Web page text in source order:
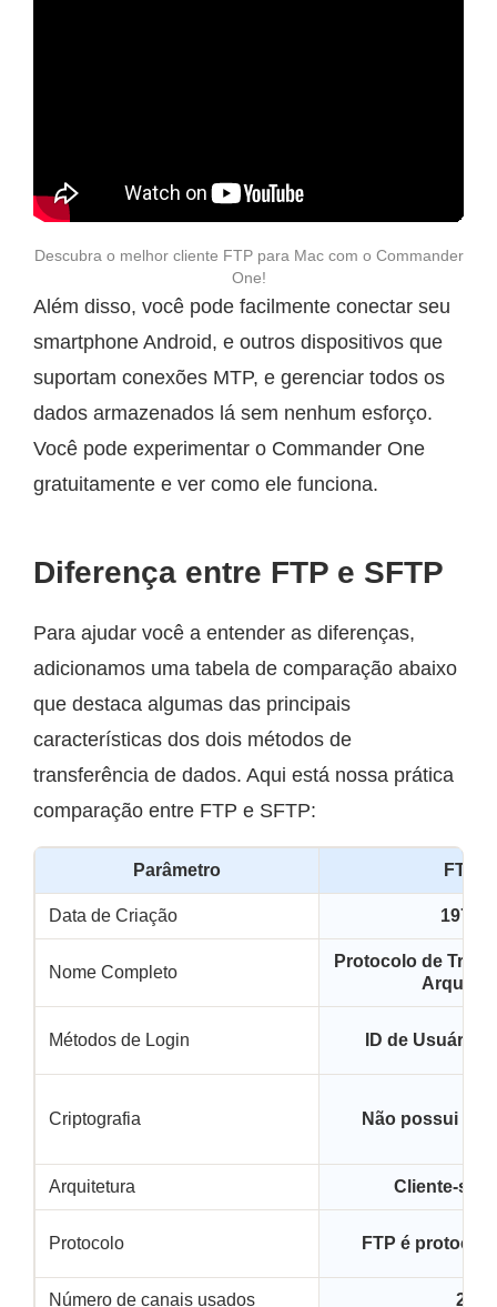
Descubra o melhor cliente FTP para Mac com o Commander
One!
Além disso, você pode facilmente conectar seu
smartphone Android, e outros dispositivos que
suportam conexões MTP, e gerenciar todos os
dados armazenados lá sem nenhum esforço.
Você pode experimentar o Commander One
gratuitamente e ver como ele funciona.
Diferença entre FTP e SFTP
Para ajudar você a entender as diferenças,
adicionamos uma tabela de comparação abaixo
que destaca algumas das principais
características dos dois métodos de
transferência de dados. Aqui está nossa prática
comparação entre FTP e SFTP:
Parâmetro FTP
Data de Criação 1971
Nome Completo
Protocolo de
Métodos de Login ID de Usuário
Criptografia Não possui
Arquitetura Cliente-
Protocolo FTP é
Número de canais usados 2